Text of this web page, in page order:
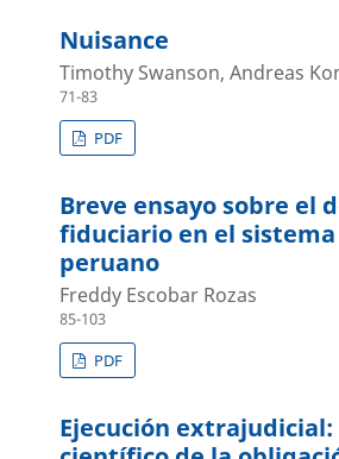
Nuisance
Timothy Swanson, Andreas
71-83
PDF
Breve ensayo sobre el
fiduciario en el
peruano
Freddy Escobar Rozas
85-103
PDF
Ejecución